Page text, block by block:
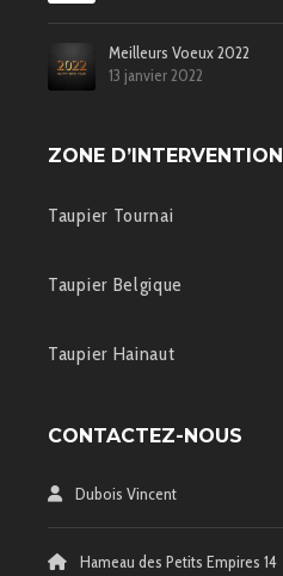
Meilleurs Voeux 2022
13 janvier 2022
ZONE D’INTERVENTION
Taupier Tournai
Taupier Belgique
Taupier Hainaut
CONTACTEZ-NOUS
Dubois Vincent
Hameau des Petits Empires 14